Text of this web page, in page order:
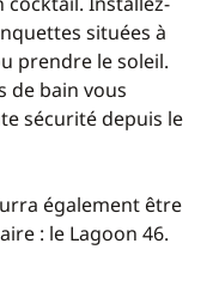
situées à
prendre le soleil.
de bain vous
sécurité depuis le
également être
: le Lagoon 46.